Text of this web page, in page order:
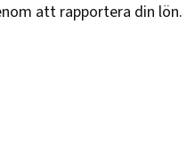
att rapportera din lön.